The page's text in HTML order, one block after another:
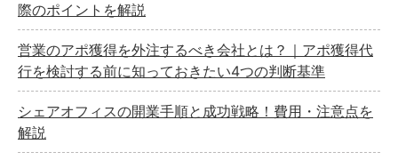
際のポイントを解説
営業のアポ獲得を外注するべき会社とは？｜アポ獲得代
行を検討する前に知っておきたい4つの判断基準
シェアオフィスの開業手順と成功戦略！費用・注意点を
解説